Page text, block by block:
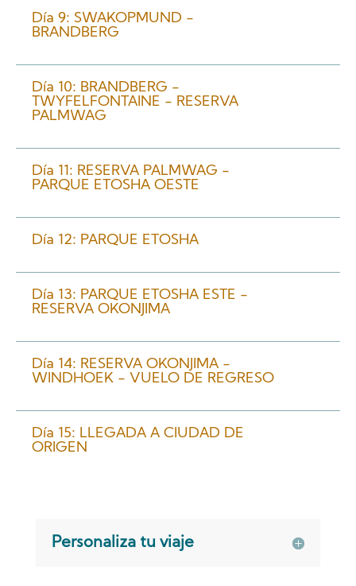
Día 9: SWAKOPMUND -
BRANDBERG
Día 10: BRANDBERG -
TWYFELFONTAINE - RESERVA
PALMWAG
Día 11: RESERVA PALMWAG -
PARQUE ETOSHA OESTE
Día 12: PARQUE ETOSHA
Día 13: PARQUE ETOSHA ESTE -
RESERVA OKONJIMA
Día 14: RESERVA OKONJIMA -
WINDHOEK - VUELO DE REGRESO
Día 15: LLEGADA A CIUDAD DE
ORIGEN
Personaliza tu viaje